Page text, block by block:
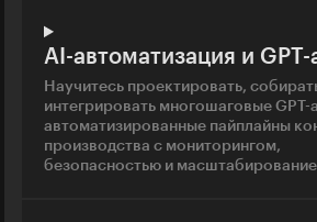
AI-автоматизация и GPT-
Научитесь проектировать,
интегрировать многошаговые GPT-
автоматизированные пайплайны
производства с мониторингом,
безопасностью и